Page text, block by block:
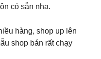
có sẵn nha.
hàng, shop up lên
shop bán rất chạy